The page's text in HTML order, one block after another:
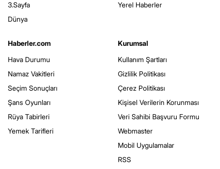
3.Sayfa
Dünya
Yerel Haberler
Haberler.com
Hava Durumu
Namaz Vakitleri
Seçim Sonuçları
Şans Oyunları
Rüya Tabirleri
Yemek Tarifleri
Kurumsal
Kullanım Şartları
Gizlilik Politikası
Çerez Politikası
Kişisel Verilerin Korunması
Veri Sahibi Başvuru Formu
Webmaster
Mobil Uygulamalar
RSS